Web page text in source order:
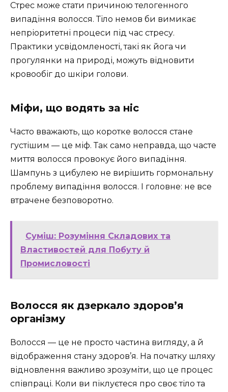
Стрес може стати причиною телогенного
випадіння волосся. Тіло немов би вимикає
непріоритетні процеси під час стресу.
Практики усвідомленості, такі як йога чи
прогулянки на природі, можуть відновити
кровообіг до шкіри голови.
Міфи, що водять за ніс
Часто вважають, що коротке волосся стане
густішим — це міф. Так само неправда, що часте
миття волосся провокує його випадіння.
Шампунь з цибулею не вирішить гормональну
проблему випадіння волосся. І головне: не все
втрачене безповоротно.
Суміш: Розуміння Складових та
Властивостей для Побуту й
Промисловості
Волосся як дзеркало здоров’я
організму
Волосся — це не просто частина вигляду, а й
відображення стану здоров’я. На початку шляху
відновлення важливо зрозуміти, що це процес
співпраці. Коли ви піклуєтеся про своє тіло та